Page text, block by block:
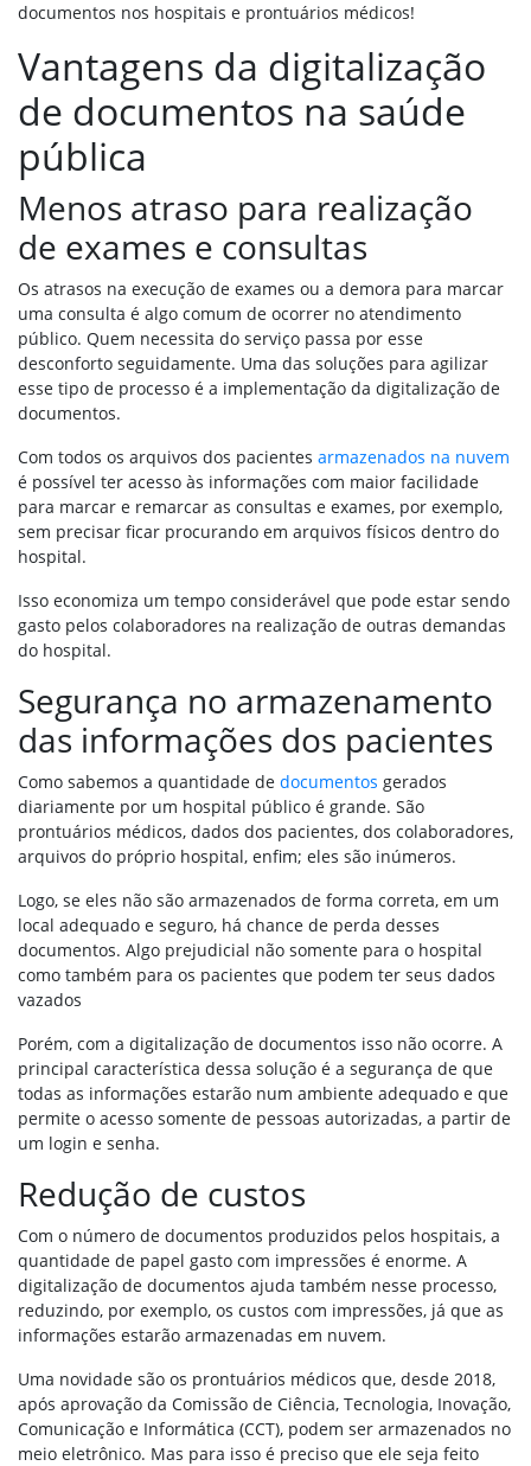
documentos nos hospitais e prontuários médicos!
Vantagens da digitalização
de documentos na saúde
pública
Menos atraso para realização
de exames e consultas
Os atrasos na execução de exames ou a demora para marcar
uma consulta é algo comum de ocorrer no atendimento
público. Quem necessita do serviço passa por esse
desconforto seguidamente. Uma das soluções para agilizar
esse tipo de processo é a implementação da digitalização de
documentos.
Com todos os arquivos dos pacientes armazenados na nuvem
é possível ter acesso às informações com maior facilidade
para marcar e remarcar as consultas e exames, por exemplo,
sem precisar ficar procurando em arquivos físicos dentro do
hospital.
Isso economiza um tempo considerável que pode estar sendo
gasto pelos colaboradores na realização de outras demandas
do hospital.
Segurança no armazenamento
das informações dos pacientes
Como sabemos a quantidade de documentos gerados
diariamente por um hospital público é grande. São
prontuários médicos, dados dos pacientes, dos colaboradores,
arquivos do próprio hospital, enfim; eles são inúmeros.
Logo, se eles não são armazenados de forma correta, em um
local adequado e seguro, há chance de perda desses
documentos. Algo prejudicial não somente para o hospital
como também para os pacientes que podem ter seus dados
vazados
Porém, com a digitalização de documentos isso não ocorre. A
principal característica dessa solução é a segurança de que
todas as informações estarão num ambiente adequado e que
permite o acesso somente de pessoas autorizadas, a partir de
um login e senha.
Redução de custos
Com o número de documentos produzidos pelos hospitais, a
quantidade de papel gasto com impressões é enorme. A
digitalização de documentos ajuda também nesse processo,
reduzindo, por exemplo, os custos com impressões, já que as
informações estarão armazenadas em nuvem.
Uma novidade são os prontuários médicos que, desde 2018,
após aprovação da Comissão de Ciência, Tecnologia, Inovação,
Comunicação e Informática (CCT), podem ser armazenados no
meio eletrônico. Mas para isso é preciso que ele seja feito